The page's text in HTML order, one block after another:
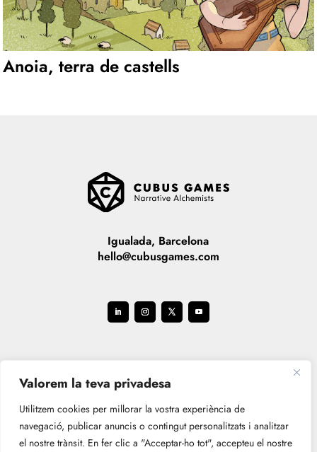
Valorem la teva privadesa
Utilitzem cookies per millorar la vostra experiència de
navegació, publicar anuncis o contingut personalitzats i analitzar
el nostre trànsit. En fer clic a "Acceptar-ho tot", accepteu el nostre
Anoia, terra de castells
Igualada, Barcelona
hello@cubusgames.com